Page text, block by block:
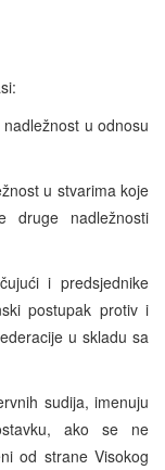
u odnosu
u stvarima koje
druge nadležnosti
i predsjednike
postupak protiv i
u skladu sa
sudija, imenuju
ako se ne
od strane Visokog